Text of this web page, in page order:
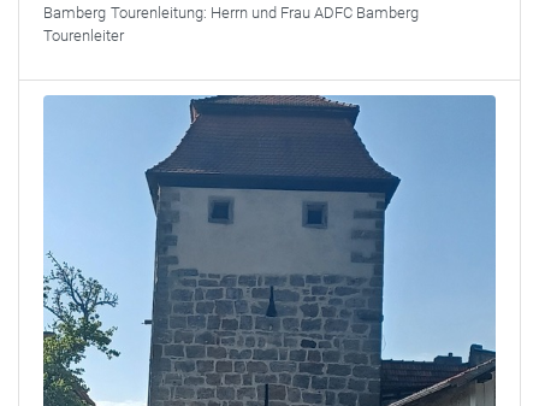
Bamberg Tourenleitung: Herrn und Frau ADFC Bamberg
Tourenleiter